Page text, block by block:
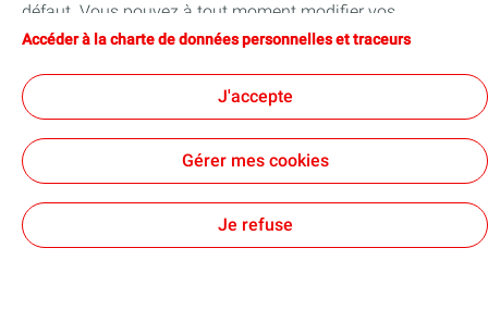
ContactAccessibilité : partiellement conformeCookies
défaut. Vous pouvez à tout moment modifier vos
paramètres de cookies en cliquant sur le bouton « Gérer
vous acceptez le dépôt de l’ensemble des cookies. Dans le
cas où vous cliquez sur « Je refuse », seuls les cookies
techniques nécessaires au bon fonctionnement du site
seront utilisés. Pour plus d’informations, vous pouvez
traceurs ».
Accéder à la charte de données personnelles et traceurs
J'accepte
Gérer mes cookies
Je refuse